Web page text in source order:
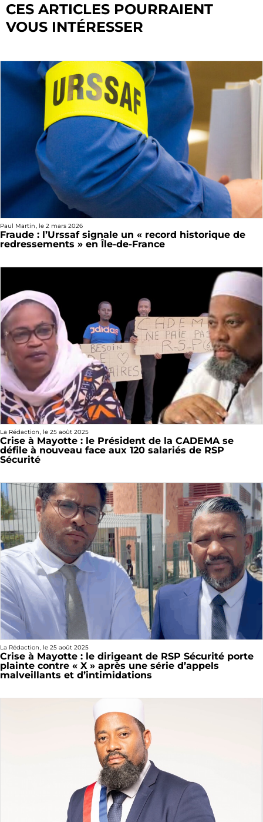
CES ARTICLES POURRAIENT
VOUS INTÉRESSER
Paul Martin, le 2 mars 2026
Fraude : l’Urssaf signale un « record historique de
redressements » en Île-de-France
La Rédaction, le 25 août 2025
Crise à Mayotte : le Président de la CADEMA se
défile à nouveau face aux 120 salariés de RSP
Sécurité
La Rédaction, le 25 août 2025
Crise à Mayotte : le dirigeant de RSP Sécurité porte
plainte contre « X » après une série d’appels
malveillants et d’intimidations